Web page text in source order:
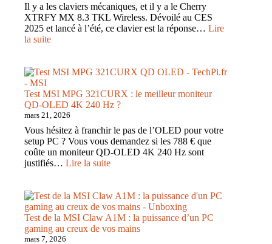
le
clavier
gaming
silencieux
frappe
fort
sans
faire
de
bruit
Il y a les claviers mécaniques, et il y a le Cherry
XTRFY MX 8.3 TKL Wireless. Dévoilé au CES
2025 et lancé à l’été, ce clavier est la réponse… Lire
la suite:
Cherry
MX
8.3
TKL
Wireless
:
la
perfection
au
des
doigts
Test MSI MPG 321CURX : le meilleur moniteur
QD-OLED 4K 240 Hz ?
mars 21, 2026
Vous hésitez à franchir le pas de l’OLED pour votre
setup PC ? Vous vous demandez si les 788 € que
coûte un moniteur QD-OLED 4K 240 Hz sont
justifiés… Lire la suite:
MPG
321CURX
:
le
Test de la MSI Claw A1M : la puissance d’un PC
gaming au creux de vos mains
mars 7, 2026